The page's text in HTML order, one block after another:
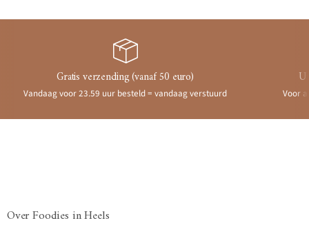
Gratis verzending (vanaf 50 euro)
Vandaag voor 23.59 uur besteld = vandaag verstuurd Voor
Over Foodies in Heels